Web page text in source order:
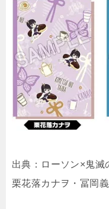
出典：ローソン×鬼滅
栗花落カナヲ・冨岡